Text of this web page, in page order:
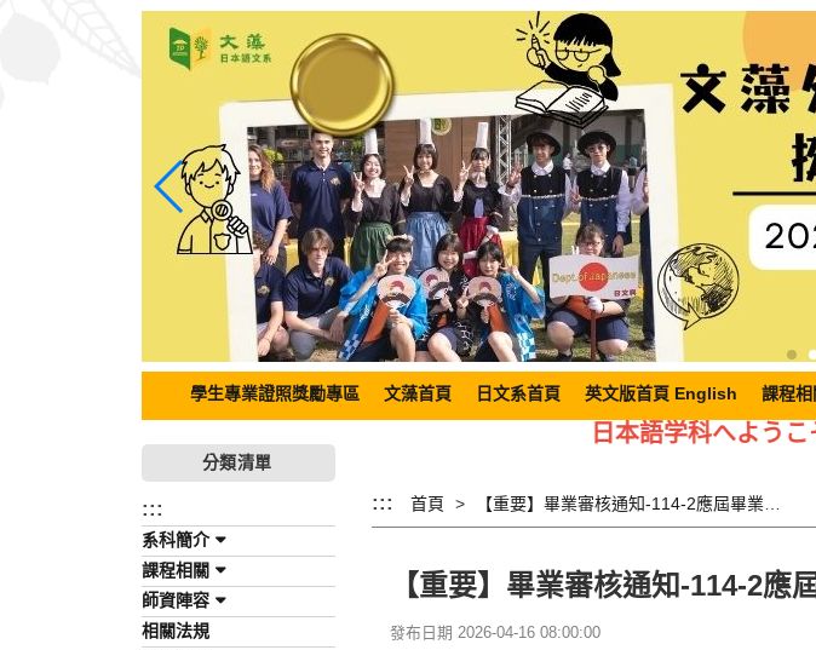
學生專業證照獎勵專區 文藻首頁 日文系首頁 英文版首頁 English 課程相
日本語学科へようこそ
分類清單
:::
系科簡介
課程相關
師資陣容
相關法規
::: 首頁
【重要】畢業審核通知-114-2
發布日期 2026-04-16 08:00:00